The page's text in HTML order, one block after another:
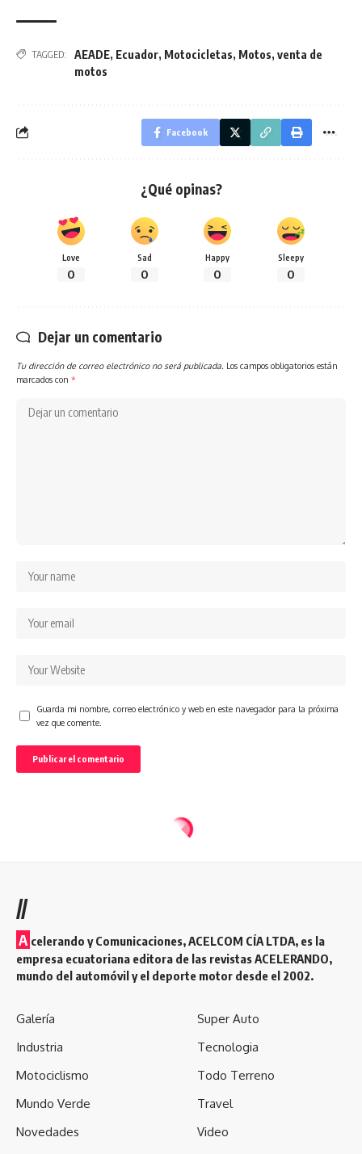
TAGGED: AEADE, Ecuador, Motocicletas, Motos, venta de
motos
Facebook
¿Qué opinas?
Love
0
Sad
0
Happy
0
Sleepy
0
Dejar un comentario
Tu dirección de correo electrónico no será publicada. Los campos obligatorios están
marcados con *
Guarda mi nombre, correo electrónico y web en este navegador para la próxima
vez que comente.
//
A celerando y Comunicaciones, ACELCOM CÍA LTDA, es la
empresa ecuatoriana editora de las revistas ACELERANDO,
mundo del automóvil y el deporte motor desde el 2002.
Galería
Industria
Motociclismo
Mundo Verde
Novedades
Super Auto
Tecnologia
Todo Terreno
Travel
Video